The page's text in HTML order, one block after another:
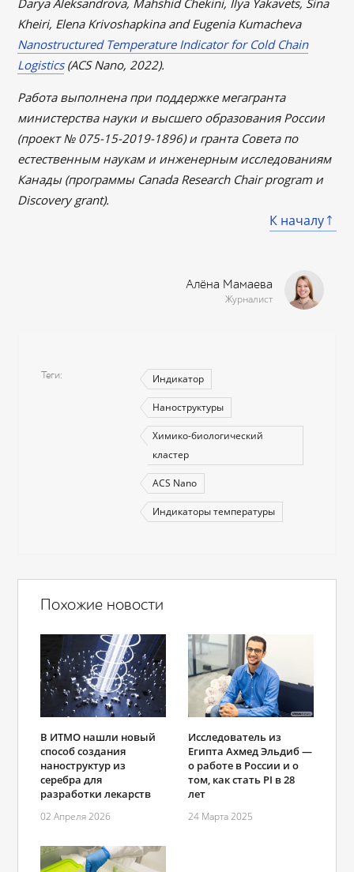
Darya Aleksandrova, Mahshid Chekini, Ilya Yakavets, Sina
Kheiri, Elena Krivoshapkina and Eugenia Kumacheva
Nanostructured Temperature Indicator for Cold Chain
Logistics(ACS Nano, 2022).
Работа выполнена при поддержке мегагранта
министерства науки и высшего образования России
(проект № 075-15-2019-1896) и гранта Совета по
естественным наукам и инженерным исследованиям
Канады (программы Canada Research Chair program и
Discovery grant).
К началу
Алёна Мамаева
Журналист
Теги Индикатор
Наноструктуры
Химико-биологический
кластер
ACS Nano
Индикаторы температуры
Похожие новости
В ИТМО нашли новый
способ создания
наноструктур из
серебра для
разработки лекарств
02 Апреля 2026
Исследователь из
Египта Ахмед Эльдиб —
о работе в России и о
том, как стать PI в 28
лет
24 Марта 2025